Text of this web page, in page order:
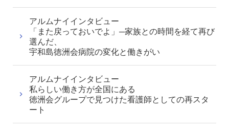
アルムナイインタビュー
「また戻っておいでよ」─家族との時間を経て再び
選んだ、
宇和島徳洲会病院の変化と働きがい
アルムナイインタビュー
私らしい働き方が全国にある
徳洲会グループで見つけた看護師としての再スタ
ート